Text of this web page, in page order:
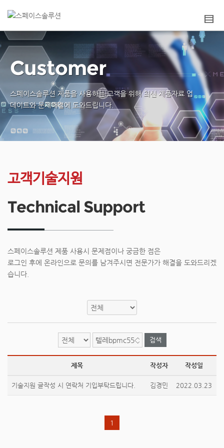
스페이스솔루션 제품을 사용하는 고객을 위해최신 제품자료 업
데이트와 문제해결에 도와드립니다.
Customer
고객기술지원
Technical Support
스페이스솔루션 제품 사용시 문제점이나 궁금한 점은
로그인 후에 온라인으로 문의를 남겨주시면 전문가가 해결을 도와드리겠
습니다.
검색
제목 작성자 작성일
기술지원 글작성 시 연락처 기입부탁드립니다. 김경민 2022.03.23
1